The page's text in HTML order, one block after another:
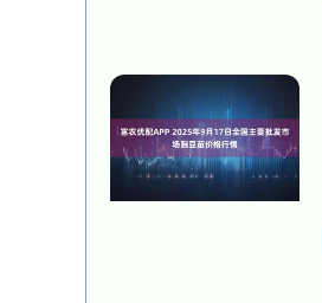
深证成指